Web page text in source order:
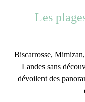
Les
Biscarrosse,
Landes sans
dévoilent des